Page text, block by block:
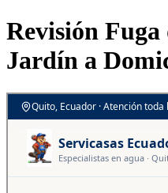
Revisión Fuga
Jardín a